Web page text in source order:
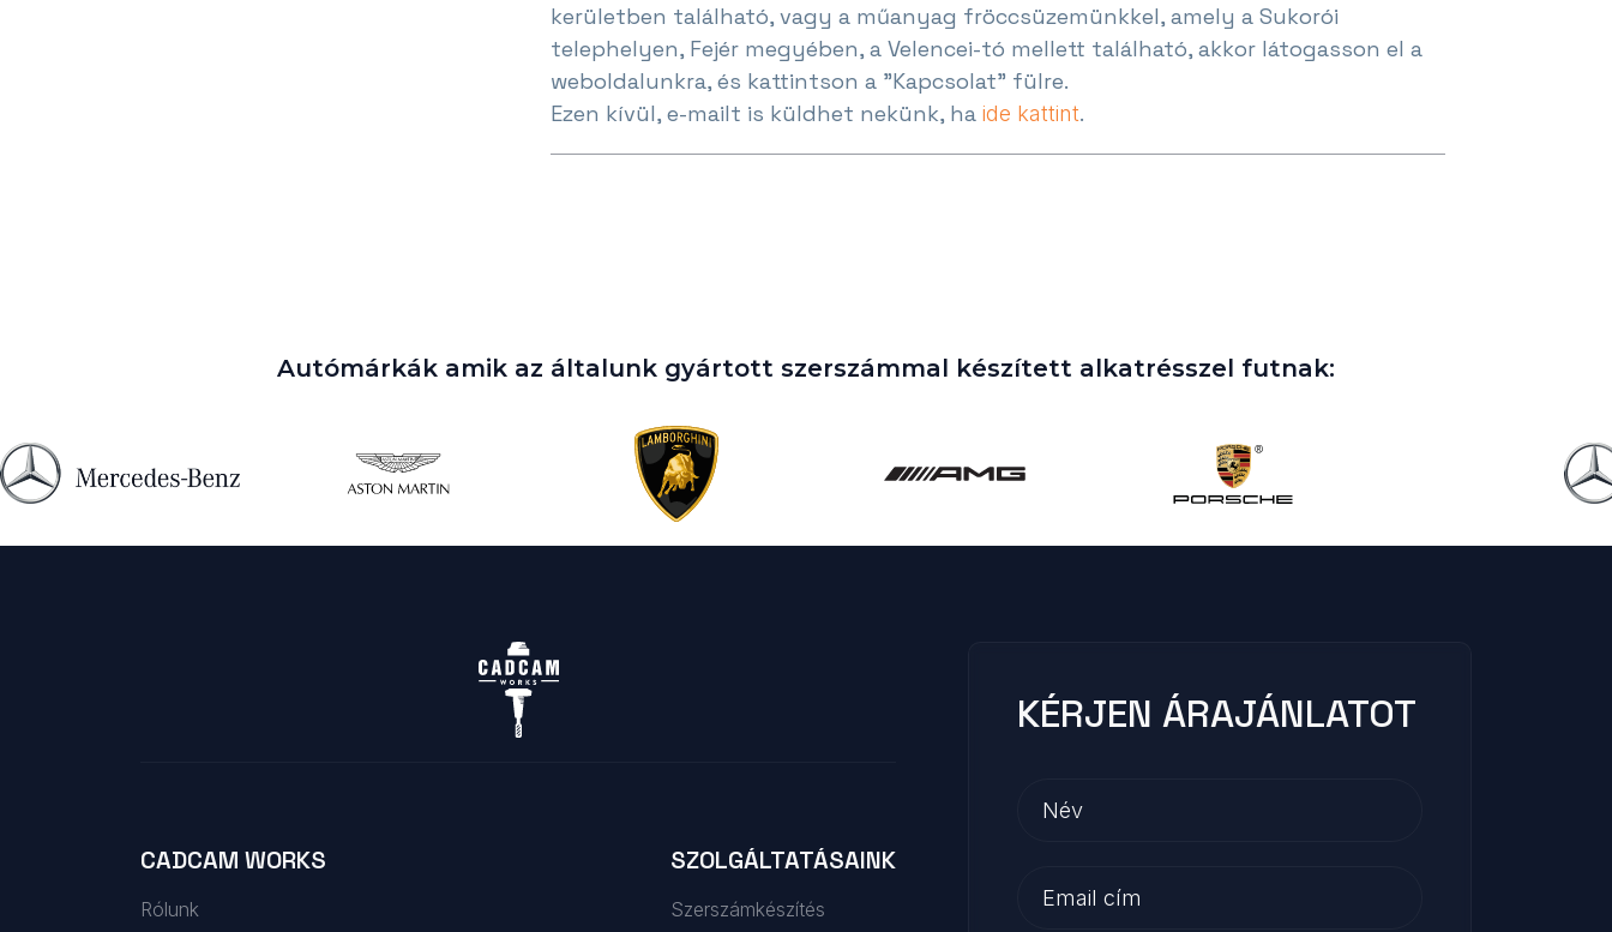
kerületben található, vagy a műanyag fröccsüzemünkkel, amely a Sukorói
telephelyen, Fejér megyében, a Velencei-tó mellett található, akkor látogasson el a
weboldalunkra, és kattintson a "Kapcsolat" fülre.
Ezen kívül, e-mailt is küldhet nekünk, haide kattint.
Autómárkák amik az általunk gyártott szerszámmal készített alkatrésszel futnak:​
CADCAM WORKS
Rólunk
SZOLGÁLTATÁSAINK
Szerszámkészítés
KÉRJEN ÁRAJÁNLATOT